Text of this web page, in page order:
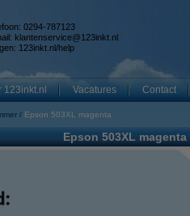
0294-787123
klantenservice@123inkt.nl
123inkt.nl/help
123inkt.nl Vacatures Contact
Epson 503XL magenta
Epson 503XL magenta